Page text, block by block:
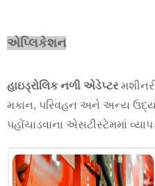
એપ્લિકેશન
હાઇડ્રોલિક નળી એડેપ્ટર
મકાન, પરિવહન અને અન્ય
પહોંચાડવાના એસટીસ્ટેમમાં